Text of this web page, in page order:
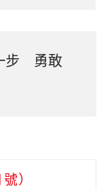
步 勇敢
）